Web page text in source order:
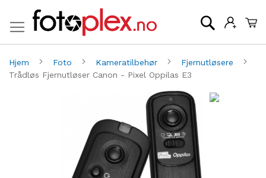
Søk
Hjem Foto Kameratilbehør
Fjernutløsere
Trådløs Fjernutløser Canon - Pixel Oppilas E3